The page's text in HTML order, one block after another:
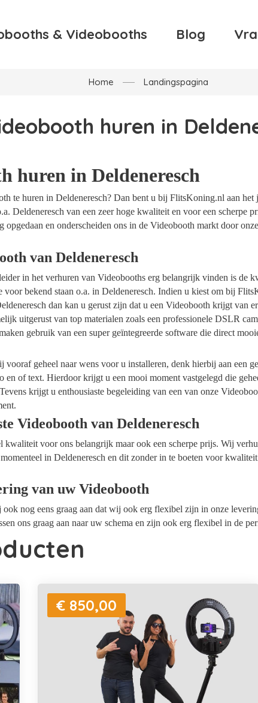
& Videobooths Blog
Home Landingspagina
huren in
huren in Deldeneresch
te huren in Deldeneresch? Dan bent u bij FlitsKoning.nl aan
Deldeneresch van een zeer hoge kwaliteit en voor een scherpe
opgedaan en onderscheiden ons in de Videobooth markt door
van Deldeneresch
in het verhuren van Videobooths erg belangrijk vinden is de
voor bekend staan o.a. in Deldeneresch. Indien u kiest om bij
dan kan u gerust zijn dat u een Videobooth krijgt van
uitgerust van top materialen zoals een professionele DSLR
gebruik van een super geïntegreerde software die direct
vooraf geheel naar wens voor u installeren, denk hierbij aan een
en of text. Hierdoor krijgt u een mooi moment vastgelegd die
krijgt u enthousiaste begeleiding van een van onze
Videobooth van Deldeneresch
kwaliteit voor ons belangrijk maar ook een scherpe prijs. Wij
in Deldeneresch en dit zonder in te boeten voor
van uw Videobooth
ook nog eens graag aan dat wij ook erg flexibel zijn in onze
ons graag aan naar uw schema en zijn ook erg flexibel in de
€ 850,00